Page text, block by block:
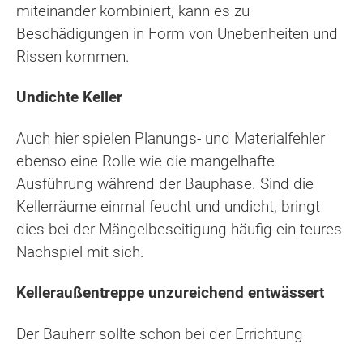
miteinander kombiniert, kann es zu
Beschädigungen in Form von Unebenheiten und
Rissen kommen.
Undichte Keller
Auch hier spielen Planungs- und Materialfehler
ebenso eine Rolle wie die mangelhafte
Ausführung während der Bauphase. Sind die
Kellerräume einmal feucht und undicht, bringt
dies bei der Mängelbeseitigung häufig ein teures
Nachspiel mit sich.
Kelleraußentreppe unzureichend entwässert
Der Bauherr sollte schon bei der Errichtung